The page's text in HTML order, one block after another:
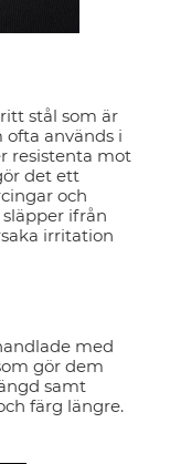
stål som är
används i
resistenta mot
det ett
och
ifrån
irritation
med
gör dem
samt
färg längre.